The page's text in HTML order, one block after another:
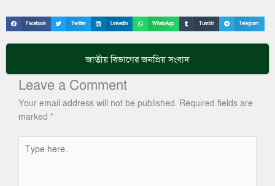
Facebook Twitter LinkedIn WhatsApp Tumblr Telegram
জাতীয়বিভাগের জনপ্রিয় সংবাদ
Leave a Comment
Your email address will not be published. Required fields are
marked *
here..